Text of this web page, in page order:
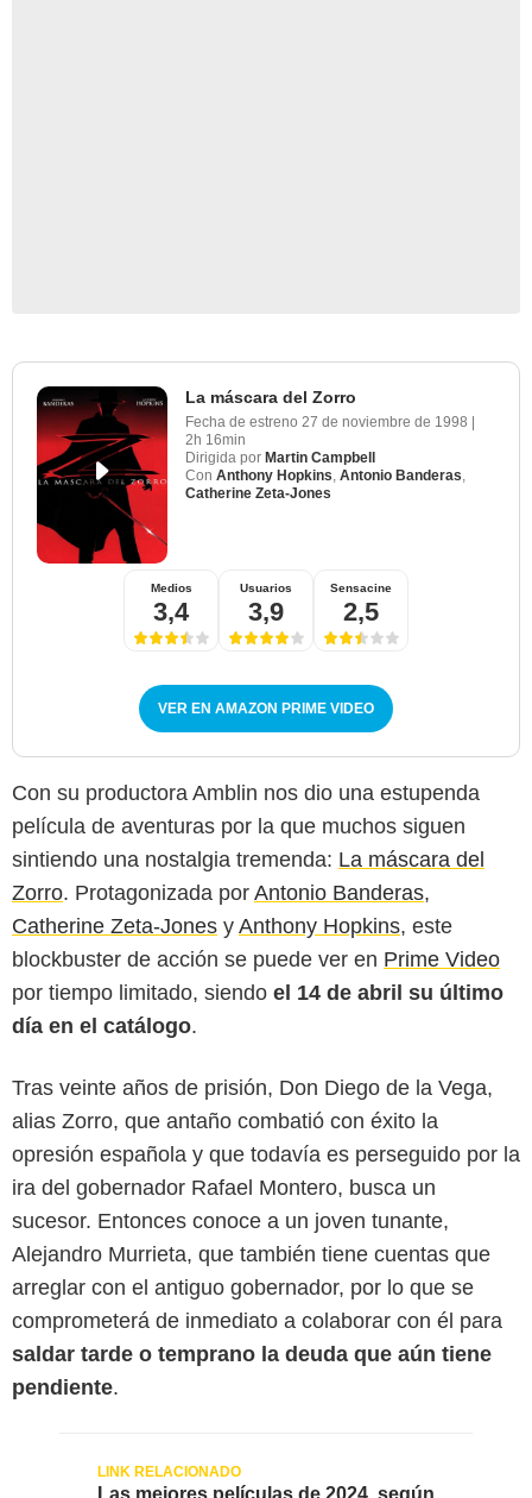
La máscara del Zorro
Fecha de estreno 27 de noviembre de 1998 |
2h 16min
Dirigida por Martin Campbell
Con Anthony Hopkins Antonio Banderas
Catherine Zeta-Jones
Medios
3,4
Usuarios
3,9
Sensacine
2,5
VER EN AMAZON PRIME VIDEO
Con su productora Amblin nos dio una estupenda
película de aventuras por la que muchos siguen
sintiendo una nostalgia tremenda: La máscara del
Zorro. Protagonizada por Antonio Banderas,
Catherine Zeta-Jones y Anthony Hopkins, este
blockbuster de acción se puede ver en Prime Video
por tiempo limitado, siendo el 14 de abril su último
día en el catálogo.
Tras veinte años de prisión, Don Diego de la Vega,
alias Zorro, que antaño combatió con éxito la
opresión española y que todavía es perseguido por la
ira del gobernador Rafael Montero, busca un
sucesor. Entonces conoce a un joven tunante,
Alejandro Murrieta, que también tiene cuentas que
arreglar con el antiguo gobernador, por lo que se
comprometerá de inmediato a colaborar con él para
saldar tarde o temprano la deuda que aún tiene
pendiente.
Las mejores películas de 2024, según